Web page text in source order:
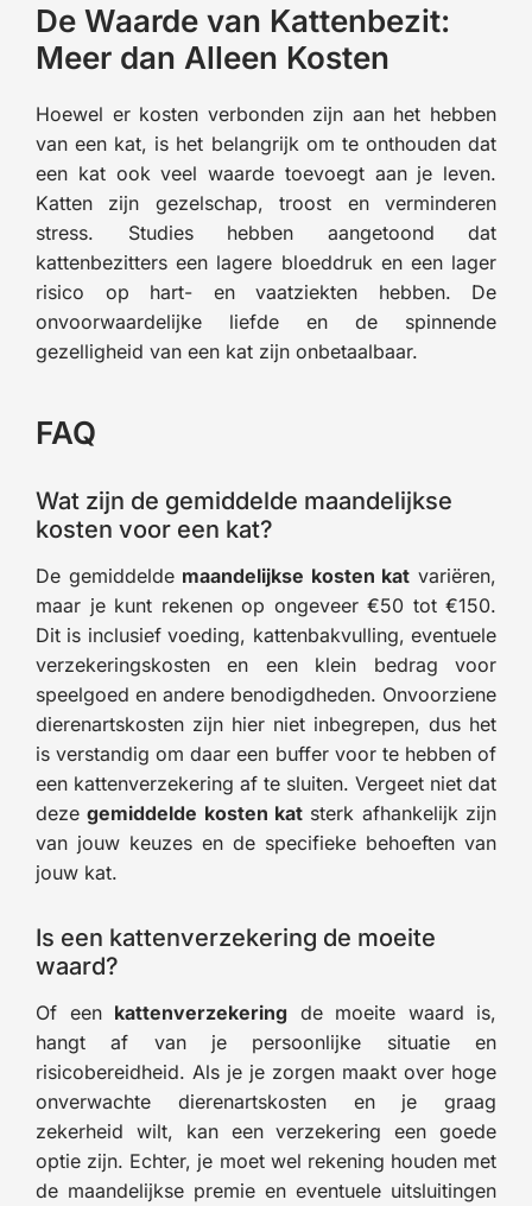
De Waarde van Kattenbezit:
Meer dan Alleen Kosten
Hoewel er kosten verbonden zijn aan het hebben
van een kat, is het belangrijk om te onthouden dat
een kat ook veel waarde toevoegt aan je leven.
Katten zijn gezelschap, troost en verminderen
stress. Studies hebben aangetoond dat
kattenbezitters een lagere bloeddruk en een lager
risico op hart- en vaatziekten hebben. De
onvoorwaardelijke liefde en de spinnende
gezelligheid van een kat zijn onbetaalbaar.
FAQ
Wat zijn de gemiddelde maandelijkse
kosten voor een kat?
De gemiddelde maandelijkse kosten kat variëren,
maar je kunt rekenen op ongeveer €50 tot €150.
Dit is inclusief voeding, kattenbakvulling, eventuele
verzekeringskosten en een klein bedrag voor
speelgoed en andere benodigdheden. Onvoorziene
dierenartskosten zijn hier niet inbegrepen, dus het
is verstandig om daar een buffer voor te hebben of
een kattenverzekering af te sluiten. Vergeet niet dat
dezegemiddelde kosten kat sterk afhankelijk zijn
van jouw keuzes en de specifieke behoeften van
jouw kat.
Is een kattenverzekering de moeite
waard?
Of een kattenverzekering de moeite waard is,
hangt af van je persoonlijke situatie en
risicobereidheid. Als je je zorgen maakt over hoge
onverwachte dierenartskosten en je graag
zekerheid wilt, kan een verzekering een goede
optie zijn. Echter, je moet wel rekening houden met
de maandelijkse premie en eventuele uitsluitingen